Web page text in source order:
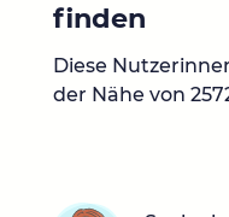
finden
Diese
der Nähe von